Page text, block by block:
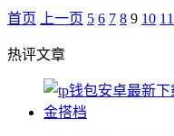
首页 上一页 5 6 7 8 9 10 11
热评文章